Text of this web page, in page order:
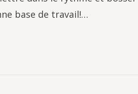
base de travail!…